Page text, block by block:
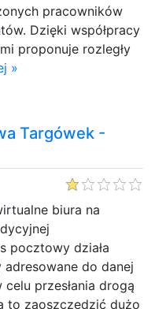
pracowników
Dzięki współpracy
proponuje rozległy
»
Targówek -
biura na
pocztowy działa
do danej
przesłania drogą
to zaoszczędzić dużo